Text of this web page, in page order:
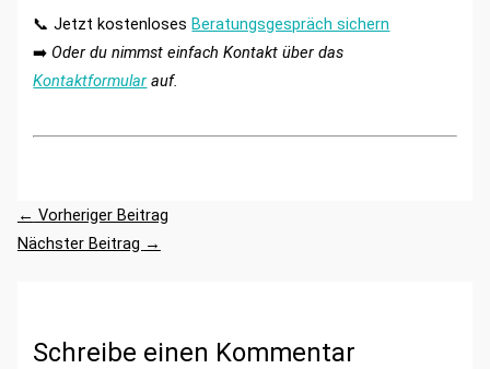
📞 Jetzt kostenloses Beratungsgespräch sichern
➡️ Oder du nimmst einfach Kontakt über das
Kontaktformular auf.
← Vorheriger Beitrag
Nächster Beitrag →
Schreibe einen Kommentar